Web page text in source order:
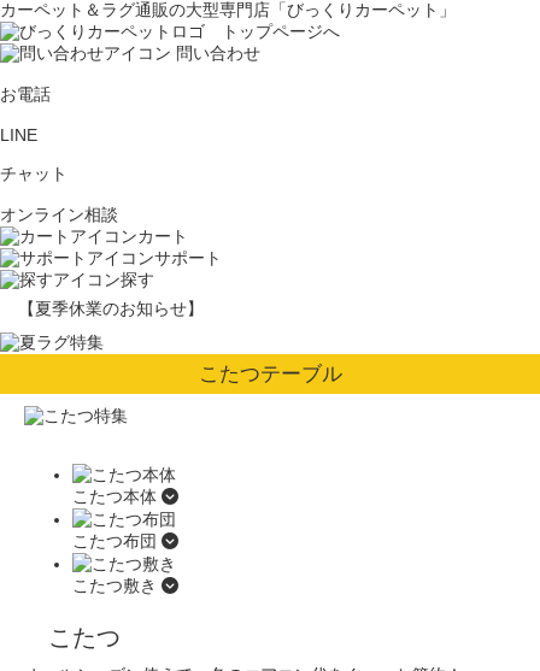
カーペット＆ラグ通販の大型専門店「びっくりカーペット」
問い合わせ
お電話
LINE
チャット
オンライン相談
カート
サポート
探す
【夏季休業のお知らせ】
こたつテーブル
こたつ本体
こたつ布団
こたつ敷き
こたつ